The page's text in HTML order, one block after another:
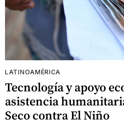
LATINOAMÉRICA
Tecnología y apoyo
asistencia
Seco contra El Niño